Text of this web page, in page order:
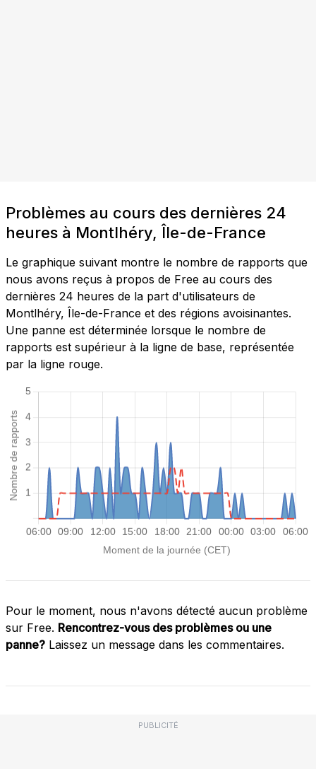
Problèmes au cours des dernières 24
heures à Montlhéry, Île-de-France
Le graphique suivant montre le nombre de rapports que
nous avons reçus à propos de Free au cours des
dernières 24 heures de la part d'utilisateurs de
Montlhéry, Île-de-France et des régions avoisinantes.
Une panne est déterminée lorsque le nombre de
rapports est supérieur à la ligne de base, représentée
par la ligne rouge.
Pour le moment, nous n'avons détecté aucun problème
sur Free. Rencontrez-vous des problèmes ou une
panne? Laissez un message dans les commentaires.
PUBLICITÉ